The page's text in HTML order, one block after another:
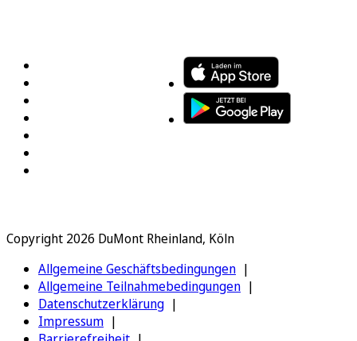
Copyright 2026 DuMont Rheinland, Köln
Allgemeine Geschäftsbedingungen
Allgemeine Teilnahmebedingungen
Datenschutzerklärung
Impressum